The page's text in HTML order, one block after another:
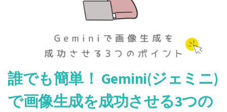
や
す
解
説
し
ま
誰でも簡単！ Gemini(ジェミニ)
で画像生成を成功させる3つの